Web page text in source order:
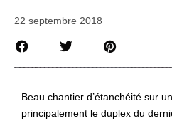
22 septembre 2018
Beau chantier d’étanchéité sur
principalement le duplex du